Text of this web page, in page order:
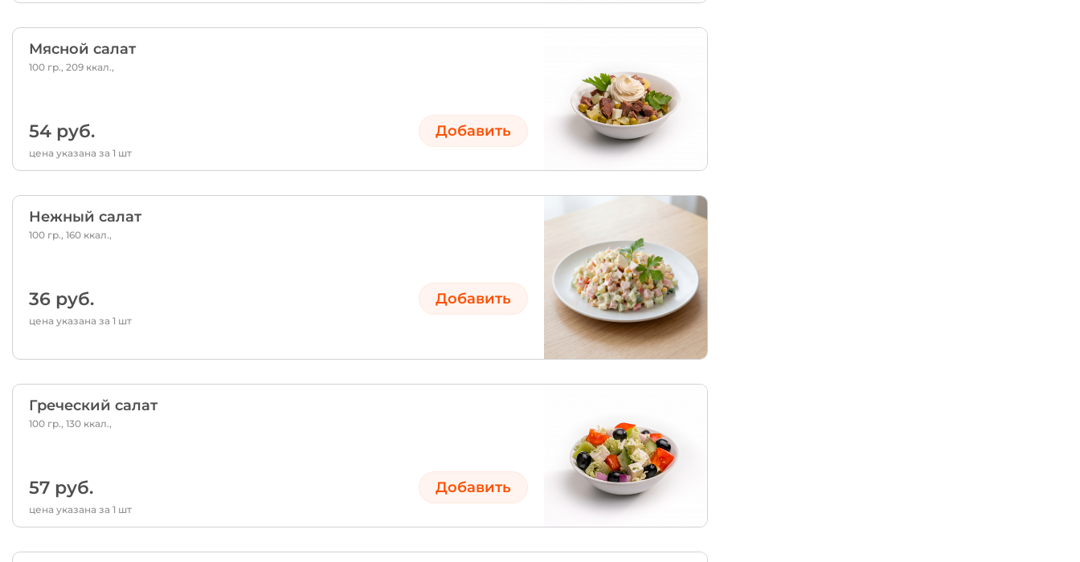
Мясной салат
100 гр., 209 ккал.,
54 руб. Добавить
цена указана за 1 шт
Нежный салат
100 гр., 160 ккал.,
36 руб. Добавить
цена указана за 1 шт
Греческий салат
100 гр., 130 ккал.,
57 руб. Добавить
цена указана за 1 шт